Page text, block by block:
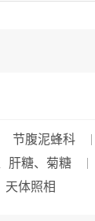
节腹泥蜂科
肝糖、菊糖
天体照相